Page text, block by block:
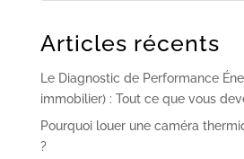
Articles récents
Le Diagnostic de Performance
immobilier) : Tout ce que vous
Pourquoi louer une caméra
?